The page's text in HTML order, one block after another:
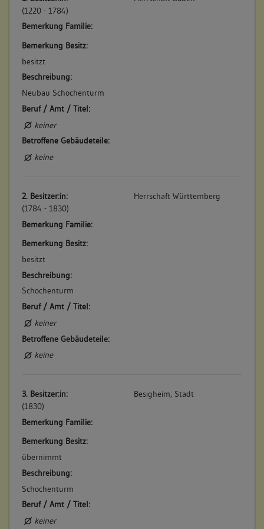
Bauwerkstyp:
Konstruktionsdetail:
Detail (Ausstattung)
Stein
2. Bauphase:
(1500)
Ab dem 16. Jahrhundert diente das Dachgeschoss als Wohn-
Betroffene Gebäudeteile:
3. Bauphase:
(1500 - 1899)
Bis ins 19. Jahrhundert diente der Bau auch als Gefängnis.
Betroffene Gebäudeteile:
4. Bauphase:
(1514)
Hochwächter ist. (a)
Betroffene Gebäudeteile:
keine
5. Bauphase:
(1220 - 1784)
Bemerkung Familie:
Bemerkung Besitz:
besitzt
Beschreibung:
Neubau Schochenturm
Beruf / Amt / Titel:
keiner
Betroffene Gebäudeteile:
keine
2. Besitzer:in:
(1784 - 1830)
Herrschaft Württemberg
Bemerkung Familie:
Bemerkung Besitz:
besitzt
Beschreibung:
Schochenturm
Beruf / Amt / Titel:
keiner
Betroffene Gebäudeteile:
keine
3. Besitzer:in:
(1830)
Besigheim, Stadt
Bemerkung Familie:
Bemerkung Besitz:
übernimmt
Beschreibung:
Schochenturm
Beruf / Amt / Titel:
keiner